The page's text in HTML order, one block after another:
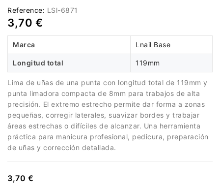
Reference: LSl-6871
3,70 €
Marca Lnail Base
Longitud total 119mm
Lima de uñas de una punta con longitud total de 119mm y
punta limadora compacta de 8mm para trabajos de alta
precisión. El extremo estrecho permite dar forma a zonas
pequeñas, corregir laterales, suavizar bordes y trabajar
áreas estrechas o difíciles de alcanzar. Una herramienta
práctica para manicura profesional, pedicura, preparación
de uñas y corrección detallada.
3,70 €